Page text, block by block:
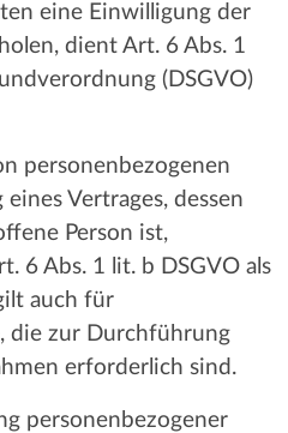
eine Einwilligung der
dient Art. 6 Abs. 1
(DSGVO)
personenbezogenen
Vertrages, dessen
Person ist,
6 Abs. 1 lit. b DSGVO als
auch für
die zur Durchführung
erforderlich sind.
personenbezogener